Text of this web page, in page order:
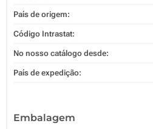
País de origem:
Código Intrastat:
No nosso catálogo desde:
País de expedição:
Embalagem